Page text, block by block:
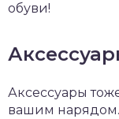
обуви!
Аксессуары
вашим